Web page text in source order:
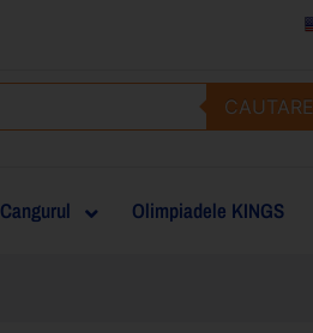
CAUTARE
Cangurul Olimpiadele KINGS